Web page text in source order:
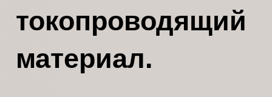
токопроводящий
материал.